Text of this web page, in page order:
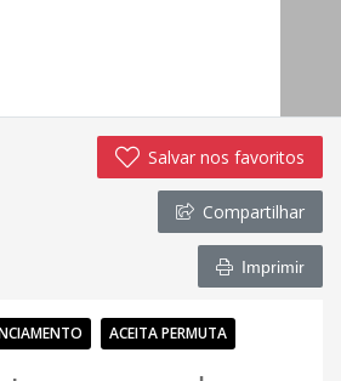
Salvar nos favoritos
Compartilhar
Imprimir
ACEITA PERMUTA